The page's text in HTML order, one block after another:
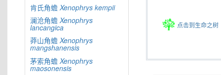
肯氏角蟾 Xenophrys kempii
澜沧角蟾 Xenophrys
lancangica
莽山角蟾 Xenophrys
mangshanensis
茅索角蟾 Xenophrys
maosonensis
点击到生命之树